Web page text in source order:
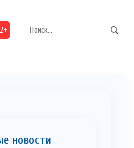
новости